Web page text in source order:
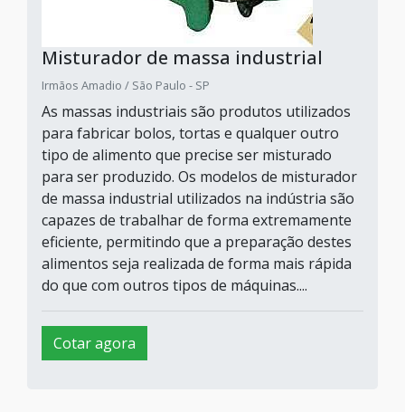
Misturador de massa industrial
Irmãos Amadio / São Paulo - SP
As massas industriais são produtos utilizados
para fabricar bolos, tortas e qualquer outro
tipo de alimento que precise ser misturado
para ser produzido. Os modelos de misturador
de massa industrial utilizados na indústria são
capazes de trabalhar de forma extremamente
eficiente, permitindo que a preparação destes
alimentos seja realizada de forma mais rápida
do que com outros tipos de máquinas....
Cotar agora